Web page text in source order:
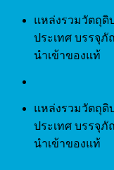
Skip
content
แหล่งรวมวัตถุดิ
ประเทศ บรรจุ
นำเข้าของแท้
แหล่งรวมวัตถุดิ
ประเทศ บรรจุ
นำเข้าของแท้